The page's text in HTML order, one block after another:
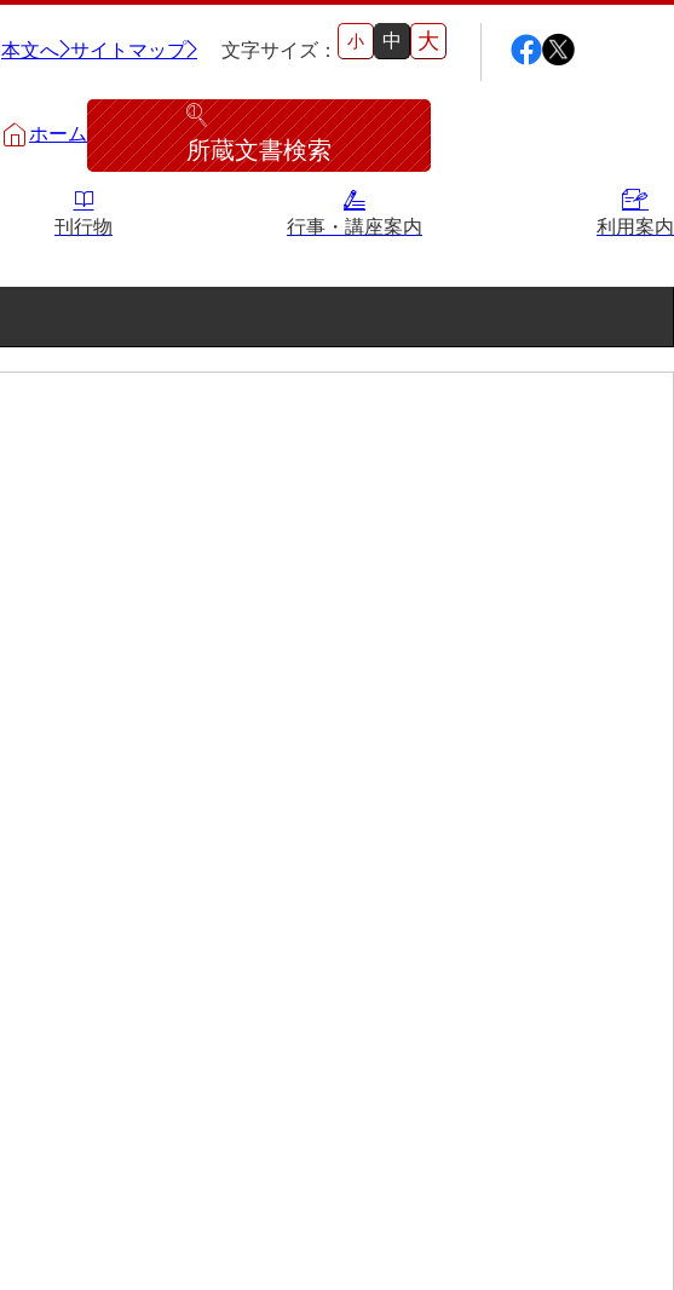
本文へ サイトマップ 文字サイズ： 小 中 大
ホーム
所蔵文書検索
刊行物 行事・講座案内 利用案内